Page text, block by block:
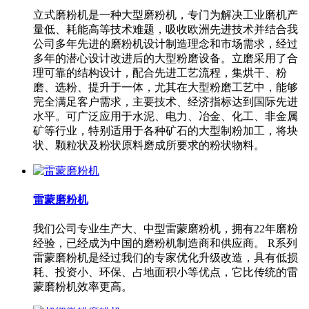
立式磨粉机是一种大型磨粉机，专门为解决工业磨机产
量低、耗能高等技术难题，吸收欧洲先进技术并结合我
公司多年先进的磨粉机设计制造理念和市场需求，经过
多年的潜心设计改进后的大型粉磨设备。立磨采用了合
理可靠的结构设计，配合先进工艺流程，集烘干、粉
磨、选粉、提升于一体，尤其在大型粉磨工艺中，能够
完全满足客户需求，主要技术、经济指标达到国际先进
水平。可广泛应用于水泥、电力、冶金、化工、非金属
矿等行业，特别适用于各种矿石的大型制粉加工，将块
状、颗粒状及粉状原料磨成所要求的粉状物料。
雷蒙磨粉机
我们公司专业生产大、中型雷蒙磨粉机，拥有22年磨粉
经验，已经成为中国的磨粉机制造商和供应商。 R系列
雷蒙磨粉机是经过我们的专家优化升级改造，具有低损
耗、投资小、环保、占地面积小等优点，它比传统的雷
蒙磨粉机效率更高。